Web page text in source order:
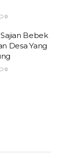
0
Bebek
Desa Yang
0